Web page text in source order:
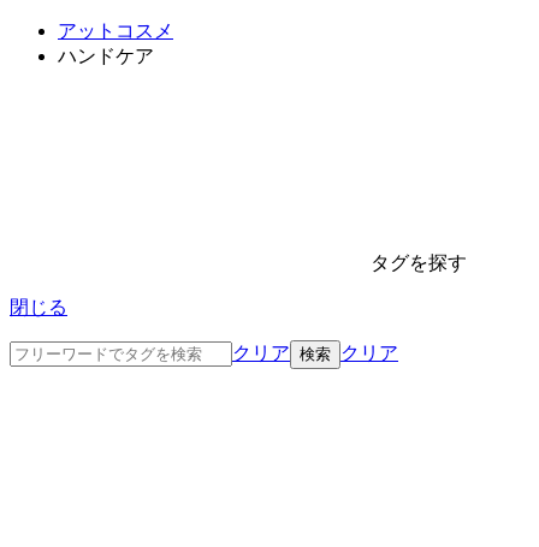
アットコスメ
ハンドケア
タグを探す
閉じる
クリア クリア